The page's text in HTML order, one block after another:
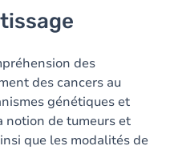
des
des cancers au
génétiques et
notion de tumeurs et
que les modalités de